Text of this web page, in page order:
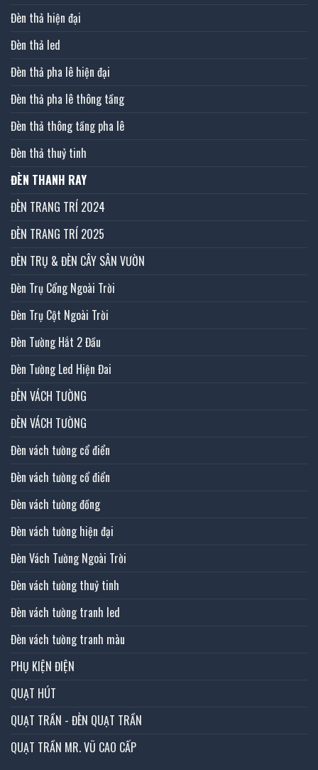
Đèn thả hiện đại
Đèn thả led
Đèn thả pha lê hiện đại
Đèn thả pha lê thông tầng
Đèn thả thông tầng pha lê
Đèn thả thuỷ tinh
ĐÈN THANH RAY
ĐÈN TRANG TRÍ 2024
ĐÈN TRANG TRÍ 2025
ĐÈN TRỤ & ĐÈN CÂY SÂN VƯỜN
Đèn Trụ Cổng Ngoài Trời
Đèn Trụ Cột Ngoài Trời
Đèn Tường Hắt 2 Đầu
Đèn Tường Led Hiện Đai
ĐÈN VÁCH TƯỜNG
ĐÈN VÁCH TƯỜNG
Đèn vách tường cổ điển
Đèn vách tường cổ điển
Đèn vách tường đồng
Đèn vách tường hiện đại
Đèn Vách Tường Ngoài Trời
Đèn vách tường thuỷ tinh
Đèn vách tường tranh led
Đèn vách tường tranh màu
PHỤ KIỆN ĐIỆN
QUẠT HÚT
QUẠT TRẦN - ĐÈN QUẠT TRẦN
QUẠT TRẦN MR. VŨ CAO CẤP